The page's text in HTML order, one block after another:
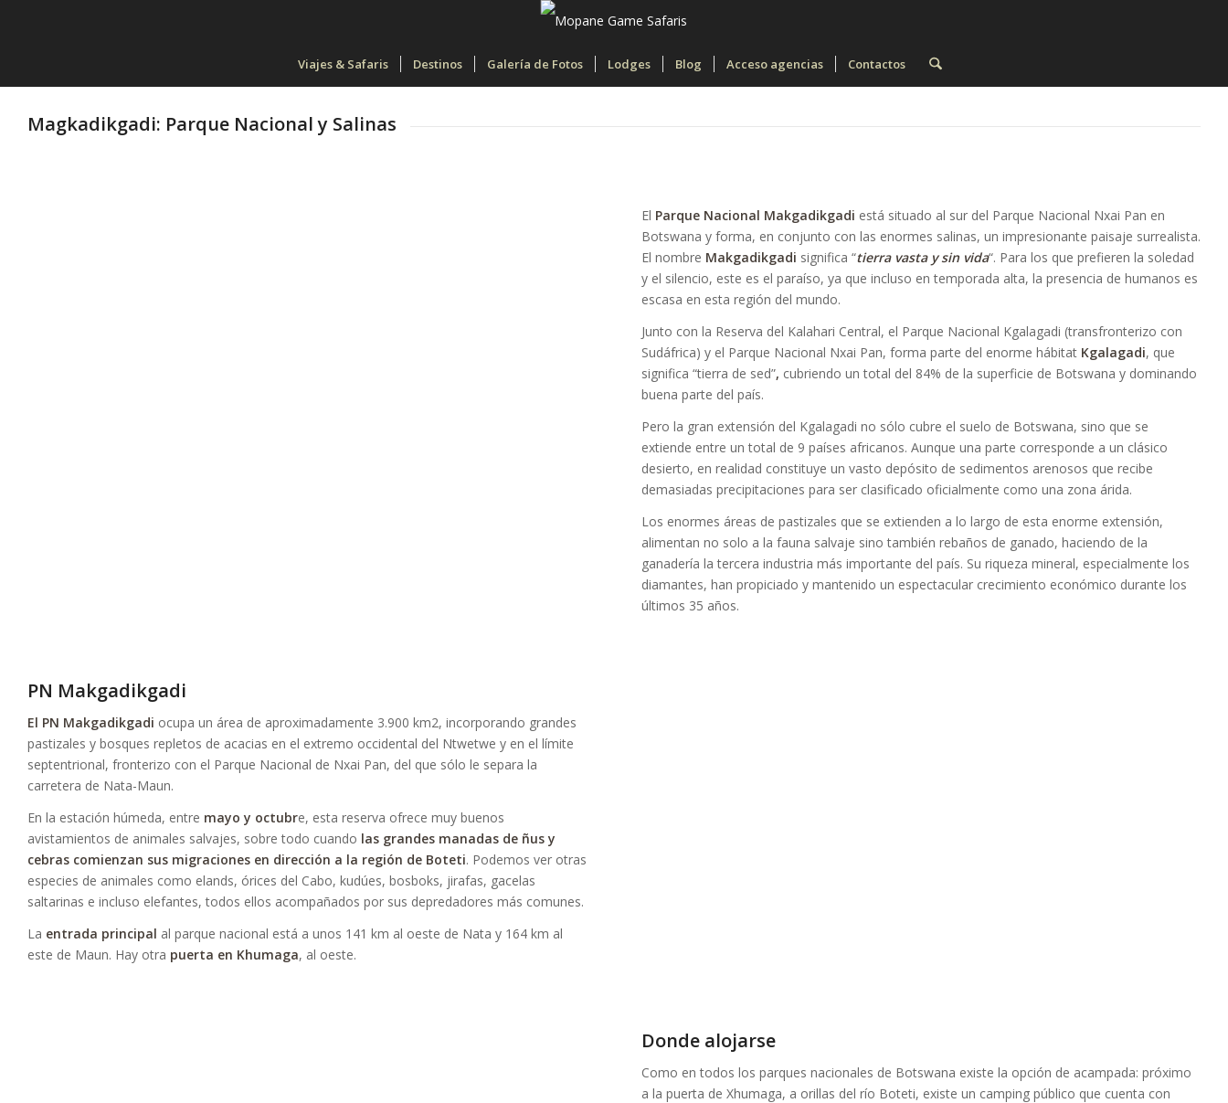
Viajes & Safaris Destinos Galería de Fotos Lodges Blog Acceso agencias Contactos
Magkadikgadi: Parque Nacional y Salinas
El Parque Nacional Makgadikgadi está situado al sur del Parque Nacional Nxai Pan en
Botswana y forma, en conjunto con las enormes salinas, un impresionante paisaje surrealista.
El nombre Makgadikgadi significa “tierra vasta y sin vida“. Para los que prefieren la soledad
y el silencio, este es el paraíso, ya que incluso en temporada alta, la presencia de humanos es
escasa en esta región del mundo.
Junto con la Reserva del Kalahari Central, el Parque Nacional Kgalagadi (transfronterizo con
Sudáfrica) y el Parque Nacional Nxai Pan, forma parte del enorme hábitat Kgalagadi, que
significa “tierra de sed”, cubriendo un total del 84% de la superficie de Botswana y dominando
buena parte del país.
Pero la gran extensión del Kgalagadi no sólo cubre el suelo de Botswana, sino que se
extiende entre un total de 9 países africanos. Aunque una parte corresponde a un clásico
desierto, en realidad constituye un vasto depósito de sedimentos arenosos que recibe
demasiadas precipitaciones para ser clasificado oficialmente como una zona árida.
Los enormes áreas de pastizales que se extienden a lo largo de esta enorme extensión,
alimentan no solo a la fauna salvaje sino también rebaños de ganado, haciendo de la
ganadería la tercera industria más importante del país. Su riqueza mineral, especialmente los
diamantes, han propiciado y mantenido un espectacular crecimiento económico durante los
últimos 35 años.
PN Makgadikgadi
El PN Makgadikgadi ocupa un área de aproximadamente 3.900 km2, incorporando grandes
pastizales y bosques repletos de acacias en el extremo occidental del Ntwetwe y en el límite
septentrional, fronterizo con el Parque Nacional de Nxai Pan, del que sólo le separa la
carretera de Nata-Maun.
En la estación húmeda, entre mayo y octubre, esta reserva ofrece muy buenos
avistamientos de animales salvajes, sobre todo cuando las grandes manadas de ñus y
cebras comienzan sus migraciones en dirección a la región de Boteti. Podemos ver otras
especies de animales como elands, órices del Cabo, kudúes, bosboks, jirafas, gacelas
saltarinas e incluso elefantes, todos ellos acompañados por sus depredadores más comunes.
La entrada principal al parque nacional está a unos 141 km al oeste de Nata y 164 km al
este de Maun. Hay otra puerta en Khumaga, al oeste.
Donde alojarse
Como en todos los parques nacionales de Botswana existe la opción de acampada: próximo
a la puerta de Xhumaga, a orillas del río Boteti, existe un camping público que cuenta con